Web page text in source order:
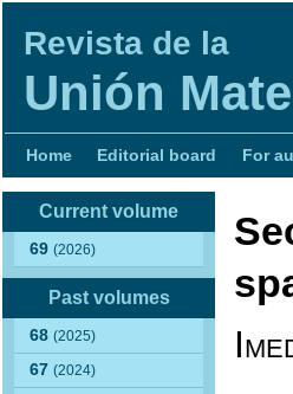
Revista de la
Unión
Home Editorial board For
Current volume
69(2026)
Past volumes
68(2025)
67(2024)